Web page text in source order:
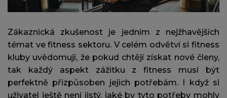
Zákaznická zkušenost je jedním z nejžhavějších
témat ve fitness sektoru. V celém odvětví si fitness
kluby uvědomují, že pokud chtějí získat nové členy,
tak každý aspekt zážitku z fitness musí být
perfektně přizpůsoben jejich potřebám. I když si
uživatel ještě není jistý, jaké by tyto potřeby mohly